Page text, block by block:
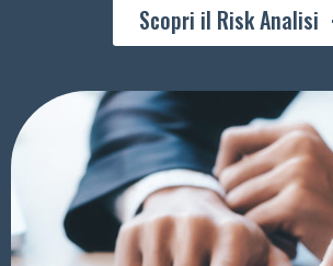
Scopri il Risk Analisi